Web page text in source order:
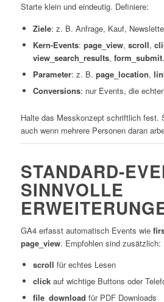
Starte klein und eindeutig. Definiere:
Ziele: z. B. Anfrage, Kauf,
Kern-Events: page_view, scroll,
view_search_results, form_submit.
Parameter: z. B. page_location,
Conversions: nur Events, die
Halte das Messkonzept schriftlich fest.
auch wenn mehrere Personen daran
STANDARD-
SINNVOLLE
GA4 erfasst automatisch Events wie
page_view. Empfohlen sind zusätzlich:
scroll für echtes Lesen
clickauf wichtige Buttons oder
file_download für PDF Downloads